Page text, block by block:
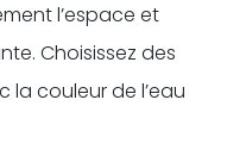
l’espace et
Choisissez des
couleur de l’eau